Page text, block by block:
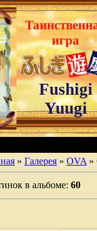
игра
Fushigi
Yuugi
» Галерея » OVA »
в альбоме: 60